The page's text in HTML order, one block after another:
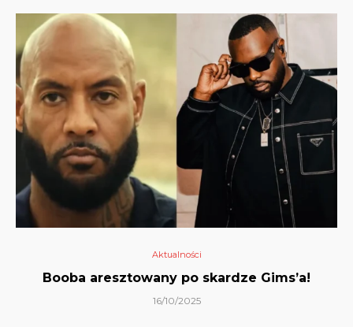
Aktualności
Booba aresztowany po skardze Gims’a!
16/10/2025